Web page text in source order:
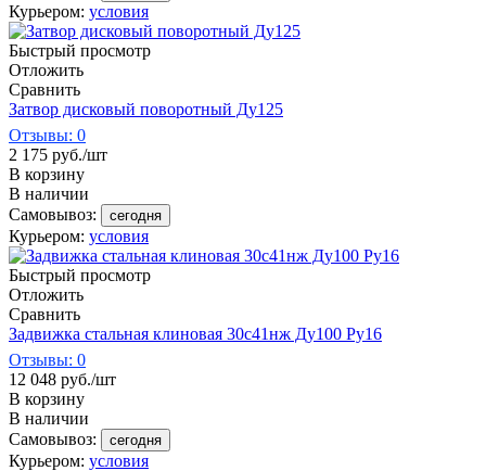
Курьером: условия
Быстрый просмотр
Отложить
Сравнить
Затвор дисковый поворотный Ду125
Отзывы: 0
2 175 руб./шт
В корзину
В наличии
Самовывоз:
сегодня
Курьером: условия
Быстрый просмотр
Отложить
Сравнить
Задвижка стальная клиновая 30с41нж Ду100 Ру16
Отзывы: 0
12 048 руб./шт
В корзину
В наличии
Самовывоз:
сегодня
Курьером: условия